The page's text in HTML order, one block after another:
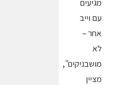
מגיעים
עם וייב
אחר –
לא
מושבניקים",
מציין